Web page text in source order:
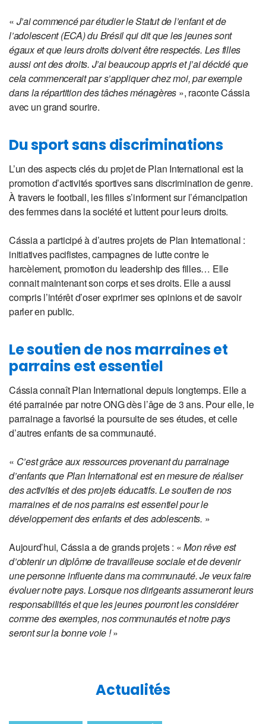
« J’ai commencé par étudier le Statut de l’enfant et de
l’adolescent (ECA) du Brésil qui dit que les jeunes sont
égaux et que leurs droits doivent être respectés. Les filles
aussi ont des droits. J’ai beaucoup appris et j’ai décidé que
cela commencerait par s’appliquer chez moi, par exemple
dans la répartition des tâches ménagères », raconte Cássia
avec un grand sourire.
Du sport sans discriminations
L’un des aspects clés du projet de Plan International est la
promotion d’activités sportives sans discrimination de genre.
À travers le football, les filles s’informent sur l’émancipation
des femmes dans la société et luttent pour leurs droits.
Cássia a participé à d’autres projets de Plan International :
initiatives pacifistes, campagnes de lutte contre le
harcèlement, promotion du leadership des filles… Elle
connait maintenant son corps et ses droits. Elle a aussi
compris l’intérêt d’oser exprimer ses opinions et de savoir
parler en public.
Le soutien de nos marraines et
parrains est essentiel
Cássia connaît Plan International depuis longtemps. Elle a
été parrainée par notre ONG dès l’âge de 3 ans. Pour elle, le
parrainage a favorisé la poursuite de ses études, et celle
d’autres enfants de sa communauté.
« C’est grâce aux ressources provenant du parrainage
d’enfants que Plan International est en mesure de réaliser
des activités et des projets éducatifs. Le soutien de nos
marraines et de nos parrains est essentiel pour le
développement des enfants et des adolescents. »
Aujourd’hui, Cássia a de grands projets : «Mon rêve est
d’obtenir un diplôme de travailleuse sociale et de devenir
une personne influente dans ma communauté. Je veux faire
évoluer notre pays. Lorsque nos dirigeants assumeront leurs
responsabilités et que les jeunes pourront les considérer
comme des exemples, nos communautés et notre pays
seront sur la bonne voie !»
Actualités